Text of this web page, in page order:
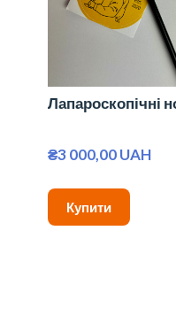
Лапароскопічні
₴3 000,00 UAH
Купити